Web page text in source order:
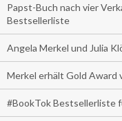
Papst-Buch nach vier
Bestsellerliste
Angela Merkel und Julia
Merkel erhält Gold Award
#BookTok Bestsellerliste